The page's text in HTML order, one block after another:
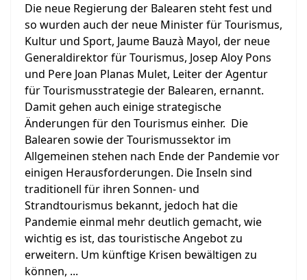
Die neue Regierung der Balearen steht fest und
so wurden auch der neue Minister für Tourismus,
Kultur und Sport, Jaume Bauzà Mayol, der neue
Generaldirektor für Tourismus, Josep Aloy Pons
und Pere Joan Planas Mulet, Leiter der Agentur
für Tourismusstrategie der Balearen, ernannt.
Damit gehen auch einige strategische
Änderungen für den Tourismus einher. Die
Balearen sowie der Tourismussektor im
Allgemeinen stehen nach Ende der Pandemie vor
einigen Herausforderungen. Die Inseln sind
traditionell für ihren Sonnen- und
Strandtourismus bekannt, jedoch hat die
Pandemie einmal mehr deutlich gemacht, wie
wichtig es ist, das touristische Angebot zu
erweitern. Um künftige Krisen bewältigen zu
können, ...